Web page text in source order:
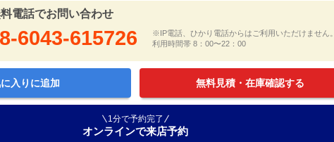
電話でお問い合わせ
6043-615726
※IP電話、ひかり電話からはご利用いただけません。
利用時間帯 8：00〜22：00
入りに追加 無料見積・在庫確認する
1分で予約完了
オンラインで来店予約